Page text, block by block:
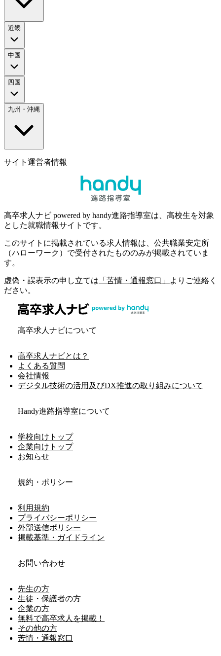
近畿
中国
四国
九州・沖縄
サイト運営者情報
高卒求人ナビ powered by handy進路指導室は、高校生を対象
とした就職情報サイトです。
このサイトに掲載されている求人情報は、公共職業安定所
（ハローワーク）で受付されたもののみが掲載されていま
す。
虚偽・誤表示の申し立ては 「苦情・通報窓口」
よりご連絡く
ださい。
高卒求人ナビについて
高卒求人ナビとは？
よくある質問
会社情報
デジタル技術の活用及びDX推進の取り組みについて
Handy進路指導室について
学校向けトップ
企業向けトップ
お知らせ
規約・ポリシー
利用規約
プライバシーポリシー
外部送信ポリシー
掲載基準・ガイドライン
お問い合わせ
先生の方
生徒・保護者の方
企業の方
無料で高卒求人を掲載！
その他の方
苦情・通報窓口